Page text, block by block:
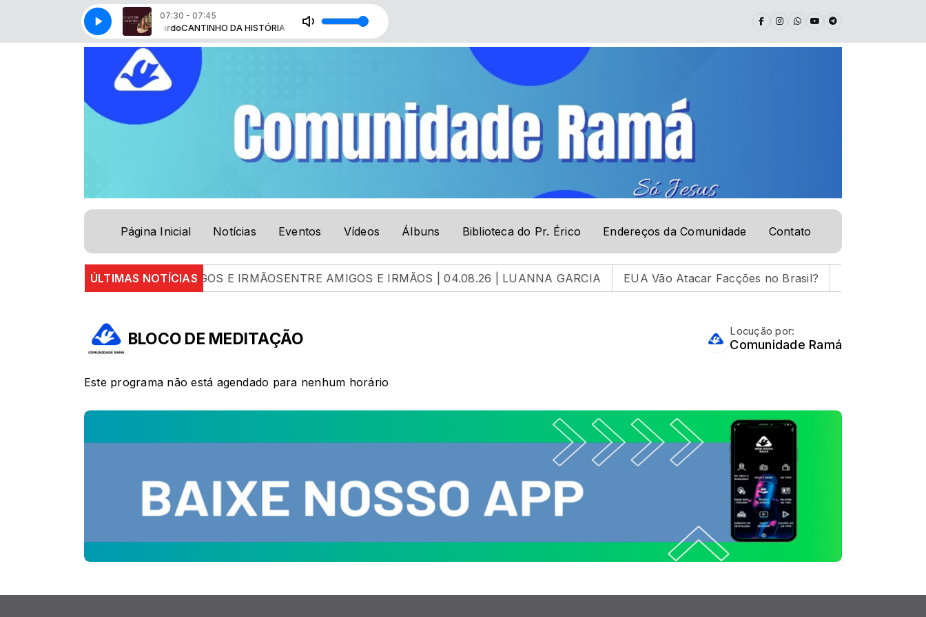
07:30 - 07:45
DA HISTÓRIA com Pr. Paulo RicardoCANTINHO DA HISTÓRIA com Pr. Paulo Ricardo
Página Inicial Notícias Eventos Vídeos Álbuns Biblioteca do Pr. Érico Endereços da Comunidade Contato
ÚLTIMAS NOTÍCIAS
ENTRE AMIGOS E IRMÃOSENTRE AMIGOS E IRMÃOS | 04.08.26 | LUANNA GARCIA EUA Vão Atacar Facções no Brasil?
BLOCO DE MEDITAÇÃO Locução por:
Comunidade Ramá
Este programa não está agendado para nenhum horário